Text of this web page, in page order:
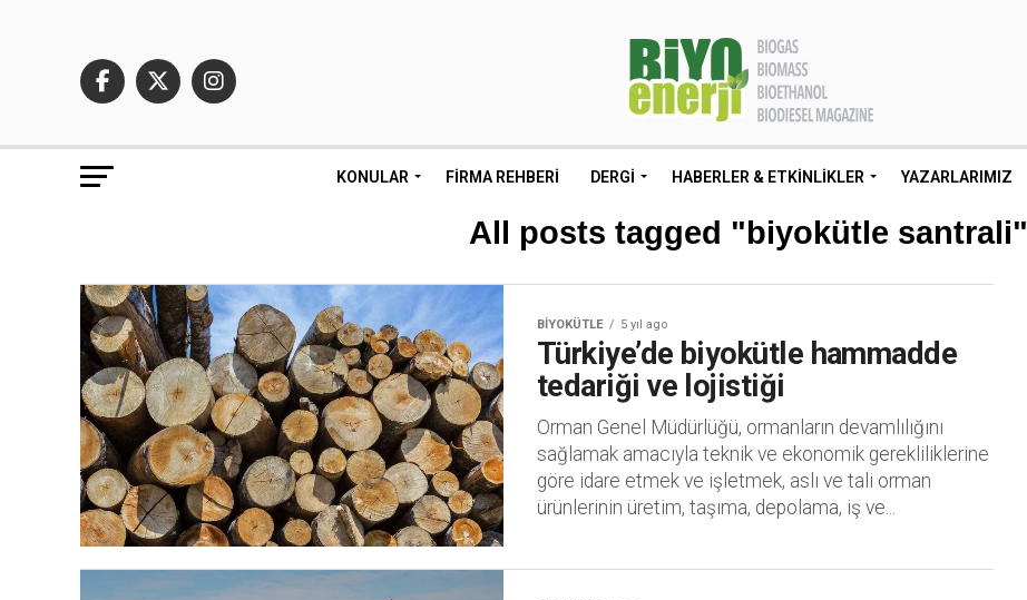
KONULAR FIRMA REHBERI DERGI HABERLER & ETKINLIKLER YAZARLARIMIZ
All posts tagged "biyokütle santrali"
BIYOKÜTLE 5 yıl ago
Türkiye’de biyokütle hammadde
tedariği ve lojistiği
Orman Genel Müdürlüğü, ormanların devamlılığını
sağlamak amacıyla teknik ve ekonomik gerekliliklerine
göre idare etmek ve işletmek, aslı ve tali orman
ürünlerinin üretim, taşıma, depolama, iş ve...